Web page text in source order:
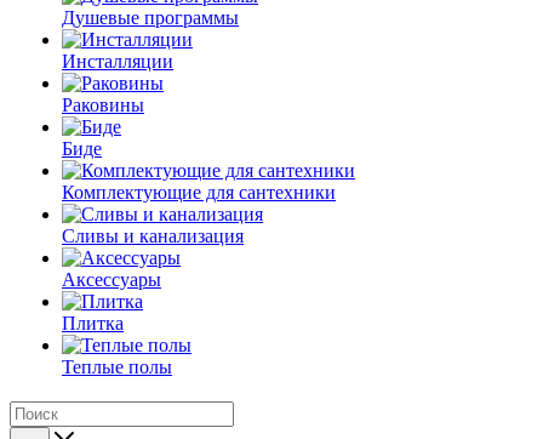
Душевые программы
Инсталляции
Раковины
Биде
Комплектующие для сантехники
Сливы и канализация
Аксессуары
Плитка
Теплые полы